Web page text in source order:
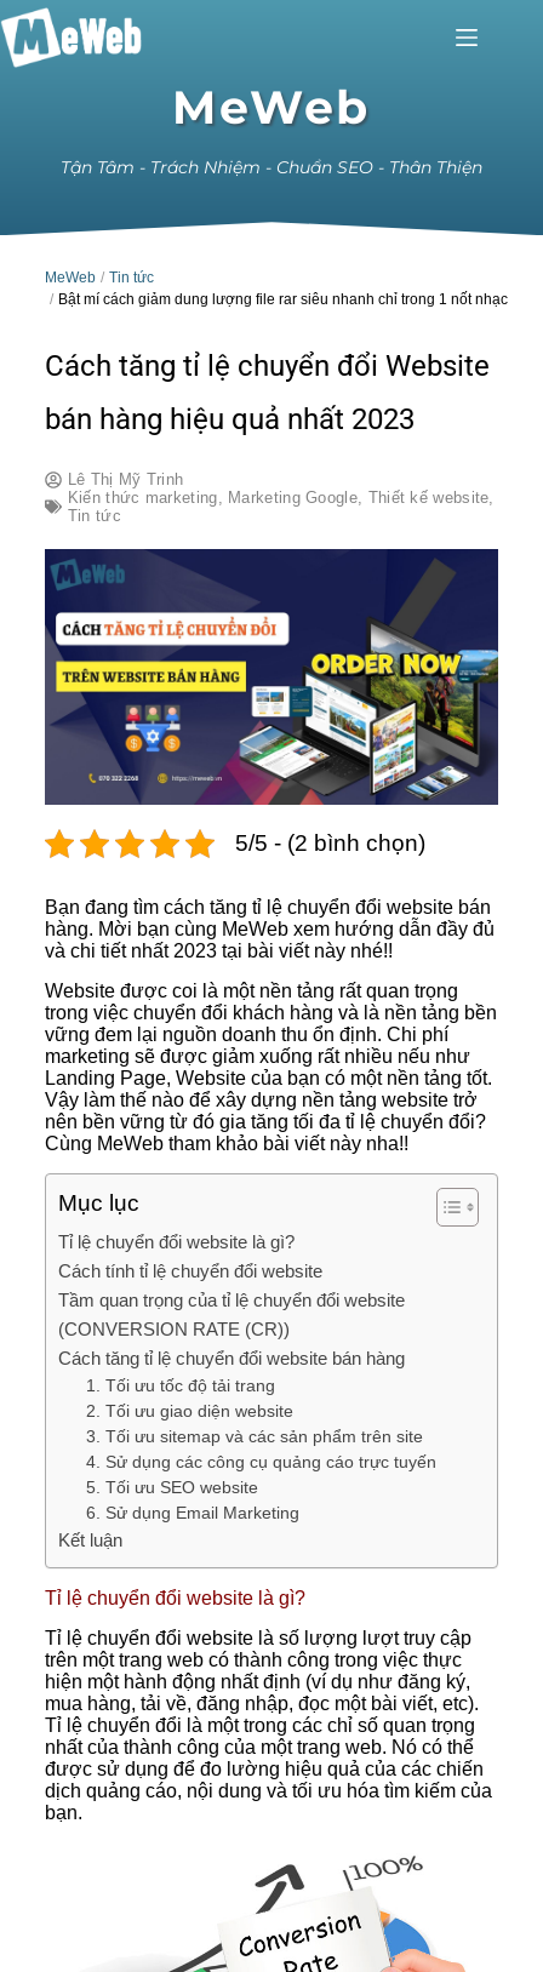
MeWeb
Tận Tâm - Trách Nhiệm - Chuẩn SEO - Thân Thiện
MeWeb
Tin tức
Bật mí cách giảm dung lượng file rar siêu nhanh chỉ trong 1 nốt nhạc
Cách tăng tỉ lệ chuyển đổi Website
bán hàng hiệu quả nhất 2023
Lê Thị Mỹ Trinh
Kiến thức marketing, Marketing Google, Thiết kế website,
Tin tức
5/5 - (2 bình chọn)
Bạn đang tìm cách tăng tỉ lệ chuyển đổi website bán
hàng. Mời bạn cùng MeWeb xem hướng dẫn đầy đủ
và chi tiết nhất 2023 tại bài viết này nhé!!
Website được coi là một nền tảng rất quan trọng
trong việc chuyển đổi khách hàng và là nền tảng bền
vững đem lại nguồn doanh thu ổn định. Chi phí
marketing sẽ được giảm xuống rất nhiều nếu như
Landing Page, Website của bạn có một nền tảng tốt.
Vậy làm thế nào để xây dựng nền tảng website trở
nên bền vững từ đó gia tăng tối đa tỉ lệ chuyển đổi?
Cùng MeWeb tham khảo bài viết này nha!!
Mục lục
Tỉ lệ chuyển đổi website là gì?
Cách tính tỉ lệ chuyển đổi website
Tầm quan trọng của tỉ lệ chuyển đổi website
(CONVERSION RATE (CR))
Cách tăng tỉ lệ chuyển đổi website bán hàng
1. Tối ưu tốc độ tải trang
2. Tối ưu giao diện website
3. Tối ưu sitemap và các sản phẩm trên site
4. Sử dụng các công cụ quảng cáo trực tuyến
5. Tối ưu SEO website
6. Sử dụng Email Marketing
Kết luận
Tỉ lệ chuyển đổi website là gì?
Tỉ lệ chuyển đổi website là số lượng lượt truy cập
trên một trang web có thành công trong việc thực
hiện một hành động nhất định (ví dụ như đăng ký,
mua hàng, tải về, đăng nhập, đọc một bài viết, etc).
Tỉ lệ chuyển đổi là một trong các chỉ số quan trọng
nhất của thành công của một trang web. Nó có thể
được sử dụng để đo lường hiệu quả của các chiến
dịch quảng cáo, nội dung và tối ưu hóa tìm kiếm của
bạn.